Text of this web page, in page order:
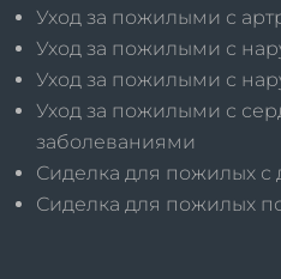
Уход за пожилыми с
Уход за пожилыми с
Уход за пожилыми с
Уход за пожилыми с
заболеваниями
Сиделка для пожилых
Сиделка для пожилых